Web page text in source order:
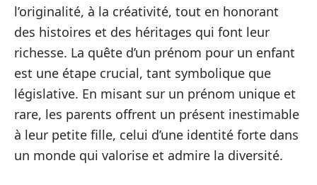
l’originalité, à la créativité, tout en honorant
des histoires et des héritages qui font leur
richesse. La quête d’un prénom pour un enfant
est une étape crucial, tant symbolique que
législative. En misant sur un prénom unique et
rare, les parents offrent un présent inestimable
à leur petite fille, celui d’une identité forte dans
un monde qui valorise et admire la diversité.